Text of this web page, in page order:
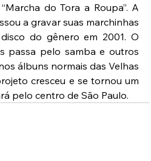
do Tora a Roupa”. A
a gravar suas marchinhas
do gênero em 2001. O
passa pelo samba e outros
álbuns normais das Velhas
cresceu e se tornou um
pelo centro de São Paulo.